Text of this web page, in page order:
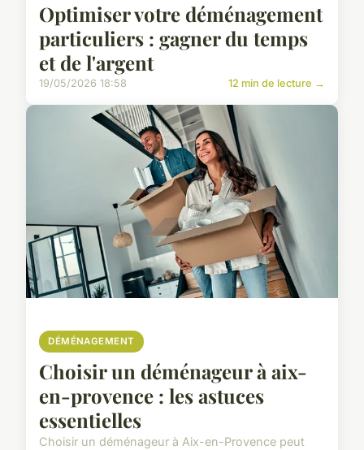
Optimiser votre déménagement
particuliers : gagner du temps
et de l'argent
19/05/2026 18:58 12 min de lecture →
DÉMÉNAGEMENT
Choisir un déménageur à aix-
en-provence : les astuces
essentielles
Choisir un déménageur à Aix-en-Provence peut